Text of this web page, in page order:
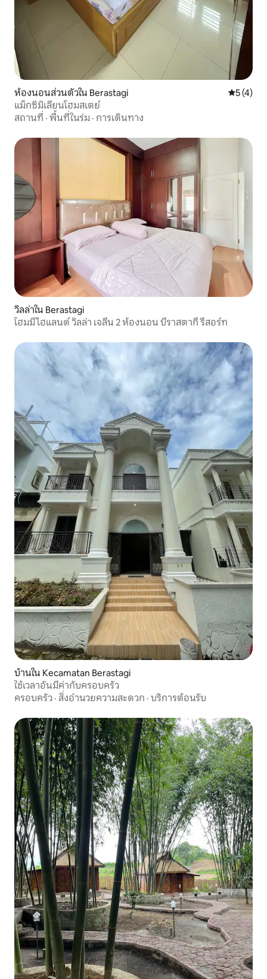
ห้องนอนส่วนตัวใน Berastagi คะแนนเฉ
5 (4)
แม็กซิมิเลียนโฮมสเตย์
สถานที่ · พื้นที่ในร่ม · การเดินทาง
วิลล่าใน Berastagi
โฮมมี่ ไฮแลนด์ วิลล่า เจลีน 2 ห้องนอน บีราสตากี รีสอร์ท
บ้านใน Kecamatan Berastagi
ใช้เวลาอันมีค่ากับครอบครัว
ครอบครัว · สิ่งอำนวยความสะดวก · บริการต้อนรับ